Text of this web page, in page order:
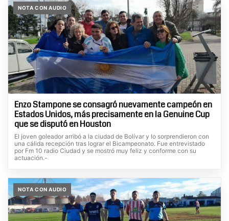
NOTA CON AUDIO
Enzo Stampone se consagró nuevamente campeón en
Estados Unidos, más precisamente en la Genuine Cup
que se disputó en Houston
El joven goleador arribó a la ciudad de Bolívar y lo sorprendieron con
una cálida recepción tras lograr el Bicampeonato. Fue entrevistado
por Fm 10 radio Ciudad y se mostró muy feliz y conforme con su
actuación.-
NOTA CON AUDIO